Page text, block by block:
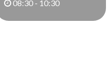
08:30 - 10:30